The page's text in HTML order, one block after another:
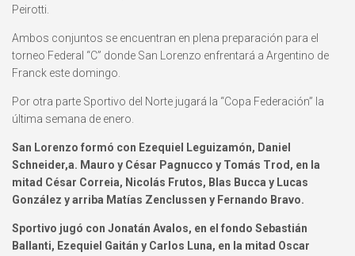
Peirotti.
Ambos conjuntos se encuentran en plena preparación para el
torneo Federal “C” donde San Lorenzo enfrentará a Argentino de
Franck este domingo.
Por otra parte Sportivo del Norte jugará la “Copa Federación” la
última semana de enero.
San Lorenzo formó con Ezequiel Leguizamón, Daniel
Schneider,a. Mauro y César Pagnucco y Tomás Trod, en la
mitad César Correia, Nicolás Frutos, Blas Bucca y Lucas
González y arriba Matías Zenclussen y Fernando Bravo.
Sportivo jugó con Jonatán Avalos, en el fondo Sebastián
Ballanti, Ezequiel Gaitán y Carlos Luna, en la mitad Oscar